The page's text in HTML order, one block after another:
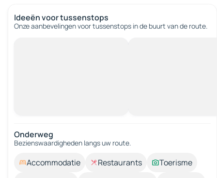
Ideeën voor tussenstops
Onze aanbevelingen voor tussenstops in de buurt van de route.
Onderweg
Bezienswaardigheden langs uw route.
Accommodatie Restaurants
Toerisme